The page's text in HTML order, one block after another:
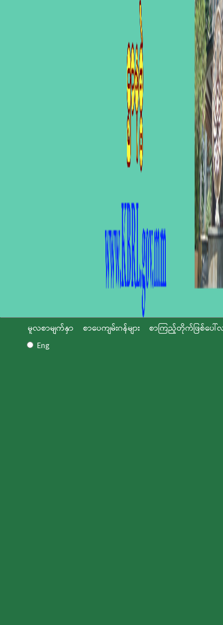
မူလစာမျက်နှာ စာပေကျမ်းဂန်များ
စာကြည့်တိုက်ဖြစ်ပေါ်
Eng